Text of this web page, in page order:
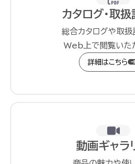
カタログ・取
総合カタログや取扱
Web上で閲覧いた
詳細はこちら
動画ギャラ